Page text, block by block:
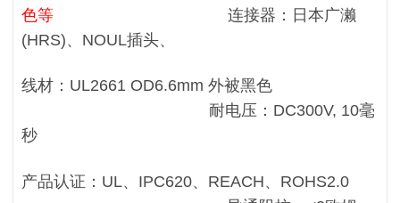
色等
连接器：日本广濑
(HRS)、NOUL插头、
线材：UL2661 OD6.6mm 外被黑色
耐电压：DC300V, 10毫
秒
产品认证：UL、IPC620、REACH、ROHS2.0